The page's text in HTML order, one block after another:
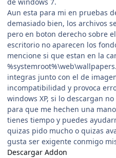
de windows 7.
Aun esta para mi en pruebas
demasiado bien, los archivos
pero en boton derecho sobre
escritorio no aparecen los
mencione si que estan en la
integras junto con el de
incompatibilidad y provoca
windows XP, si lo descargan
para que me hechen una
tienes tiempo y puedes
quizas pido mucho o quizas
gusta ser exigente conmigo
Descargar Addon